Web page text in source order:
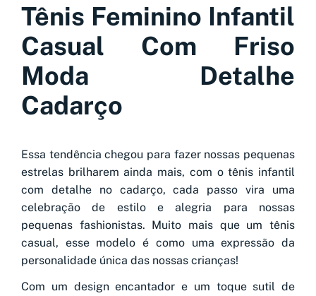
Tênis Feminino Infantil
Casual Com Friso
Moda Detalhe
Cadarço
Essa tendência chegou para fazer nossas pequenas
estrelas brilharem ainda mais, com o tênis infantil
com detalhe no cadarço, cada passo vira uma
celebração de estilo e alegria para nossas
pequenas fashionistas. Muito mais que um tênis
casual, esse modelo é como uma expressão da
personalidade única das nossas crianças!
Com um design encantador e um toque sutil de